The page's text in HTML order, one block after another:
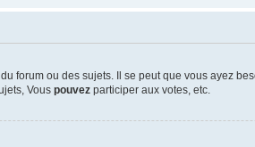
forum ou des sujets. Il se peut que vous ayez
Vous pouvez participer aux votes, etc.